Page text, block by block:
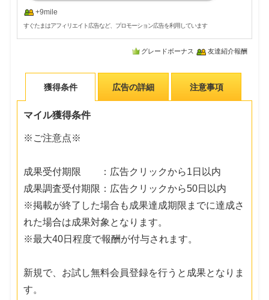
+9mile
すぐたまはアフィリエイト広告など、プロモーション広告を利用しています
グレードボーナス 友達紹介報酬
獲得条件 広告の詳細 注意事項
マイル獲得条件
※ご注意点※
成果受付期限 ：広告クリックから1日以内
成果調査受付期限：広告クリックから50日以内
※掲載が終了した場合も成果達成期限までに達成さ
れた場合は成果対象となります。
※最大40日程度で報酬が付与されます。
新規で、お試し無料会員登録を行うと成果となりま
す。